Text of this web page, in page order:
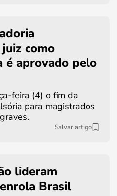
como
é aprovado pelo
feira (4) o fim da
para magistrados
Salvar artigo
lideram
Brasil